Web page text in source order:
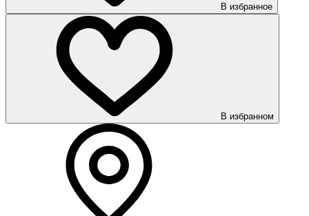
В избранное
В избранном